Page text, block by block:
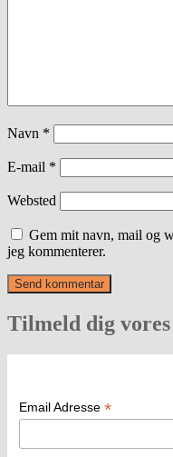
Navn *
E-mail *
Websted
Gem mit navn, mail og
jeg kommenterer.
Tilmeld dig
Email Adresse *